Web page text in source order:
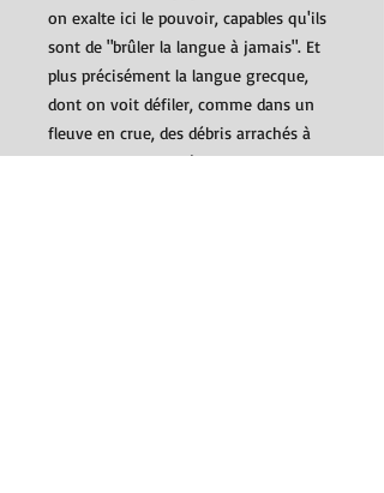
on exalte ici le pouvoir, capables qu'ils
sont de "brûler la langue à jamais". Et
plus précisément la langue grecque,
dont on voit défiler, comme dans un
fleuve en crue, des débris arrachés à
toute son histoire, à tous ses registres